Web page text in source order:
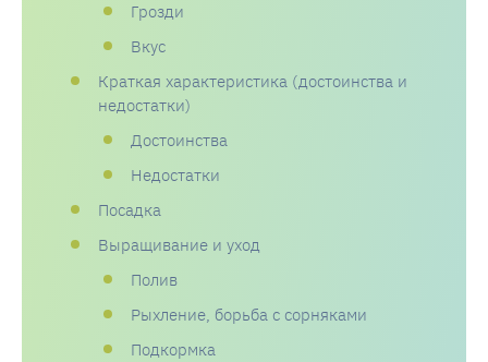
Грозди
Вкус
Краткая характеристика (достоинства и
недостатки)
Достоинства
Недостатки
Посадка
Выращивание и уход
Полив
Рыхление, борьба с сорняками
Подкормка